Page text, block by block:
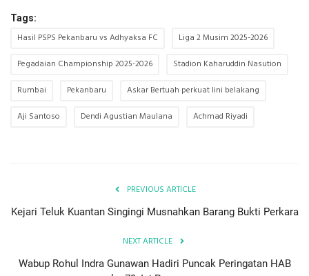
Tags:
Hasil PSPS Pekanbaru vs Adhyaksa FC
Liga 2 Musim 2025-2026
Pegadaian Championship 2025-2026
Stadion Kaharuddin Nasution
Rumbai
Pekanbaru
Askar Bertuah perkuat lini belakang
Aji Santoso
Dendi Agustian Maulana Achmad Riyadi
PREVIOUS ARTICLE
Kejari Teluk Kuantan Singingi Musnahkan Barang Bukti Perkara
NEXT ARTICLE
Wabup Rohul Indra Gunawan Hadiri Puncak Peringatan HAB